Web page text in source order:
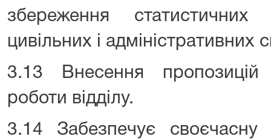
збереження
цивільних і адміністративних
3.13 Внесення
роботи відділу.
3.14 Забезпечує своєчасну